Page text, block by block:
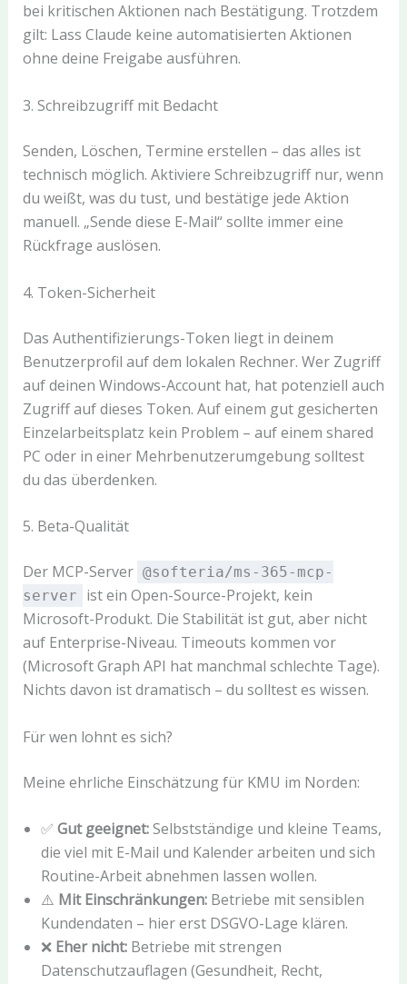
bei kritischen Aktionen nach Bestätigung. Trotzdem
gilt: Lass Claude keine automatisierten Aktionen
ohne deine Freigabe ausführen.
3. Schreibzugriff mit Bedacht
Senden, Löschen, Termine erstellen – das alles ist
technisch möglich. Aktiviere Schreibzugriff nur, wenn
du weißt, was du tust, und bestätige jede Aktion
manuell. „Sende diese E-Mail“ sollte immer eine
Rückfrage auslösen.
4. Token-Sicherheit
Das Authentifizierungs-Token liegt in deinem
Benutzerprofil auf dem lokalen Rechner. Wer Zugriff
auf deinen Windows-Account hat, hat potenziell auch
Zugriff auf dieses Token. Auf einem gut gesicherten
Einzelarbeitsplatz kein Problem – auf einem shared
PC oder in einer Mehrbenutzerumgebung solltest
du das überdenken.
5. Beta-Qualität
Der MCP-Server @softeria/ms-365-mcp-
server
ist ein Open-Source-Projekt, kein
Microsoft-Produkt. Die Stabilität ist gut, aber nicht
auf Enterprise-Niveau. Timeouts kommen vor
(Microsoft Graph API hat manchmal schlechte Tage).
Nichts davon ist dramatisch – du solltest es wissen.
Für wen lohnt es sich?
Meine ehrliche Einschätzung für KMU im Norden:
✅ Gut geeignet:Selbstständige und kleine Teams,
die viel mit E-Mail und Kalender arbeiten und sich
Routine-Arbeit abnehmen lassen wollen.
⚠️ Mit Einschränkungen:Betriebe mit sensiblen
Kundendaten – hier erst DSGVO-Lage klären.
❌ Eher nicht:Betriebe mit strengen
Datenschutzauflagen (Gesundheit, Recht,